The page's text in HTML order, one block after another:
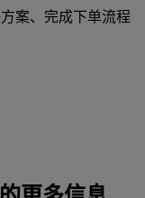
案、完成下单流程